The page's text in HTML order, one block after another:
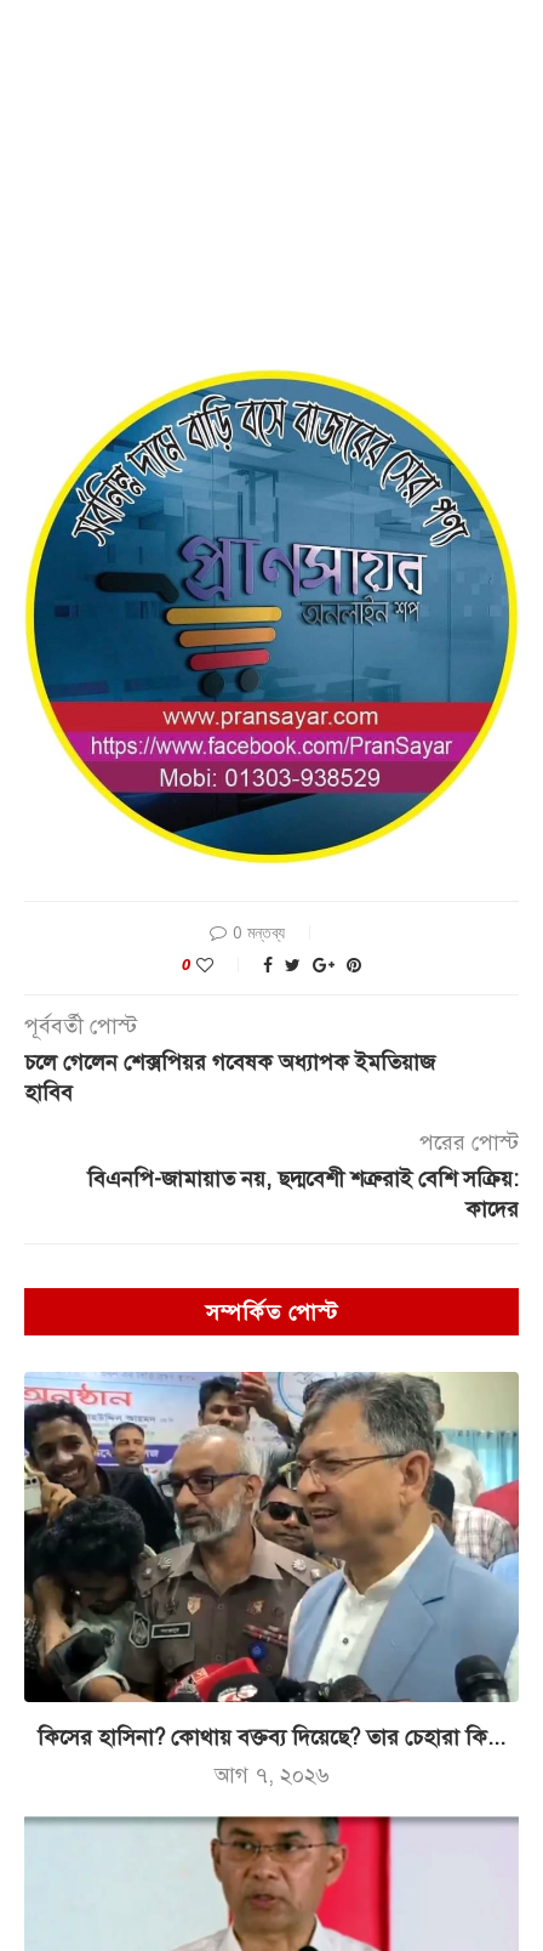
0 মন্তব্য
0
পূর্ববর্তী পোস্ট
চলে গেলেন শেক্সপিয়র গবেষক অধ্যাপক ইমতিয়াজ
হাবিব
পরের পোস্ট
বিএনপি-জামায়াত নয়, ছদ্মবেশী শত্রুরাই বেশি সক্রিয়:
কাদের
সম্পর্কিত পোস্ট
কিসের হাসিনা? কোথায় বক্তব্য দিয়েছে? তার চেহারা কি...
আগ ৭, ২০২৬